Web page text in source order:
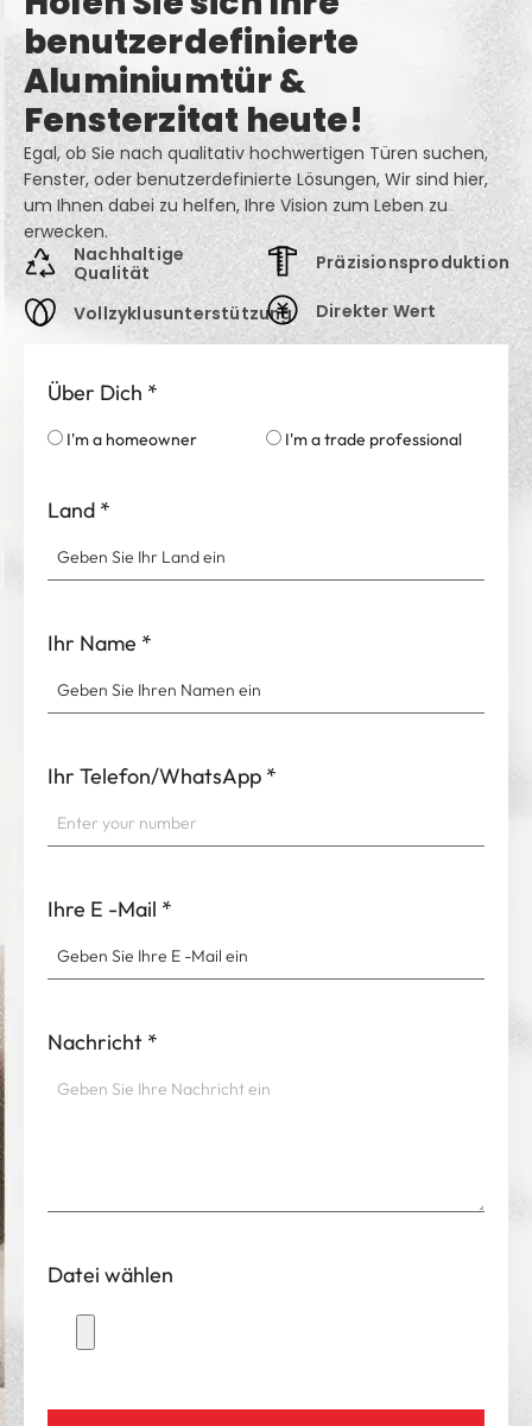
Holen Sie sich Ihre
benutzerdefinierte
Aluminiumtür &
Fensterzitat heute!
Egal, ob Sie nach qualitativ hochwertigen Türen suchen,
Fenster, oder benutzerdefinierte Lösungen, Wir sind hier,
um Ihnen dabei zu helfen, Ihre Vision zum Leben zu
erwecken.
Nachhaltige
Qualität
Vollzyklusunterstützung
Präzisionsproduktion
Direkter Wert